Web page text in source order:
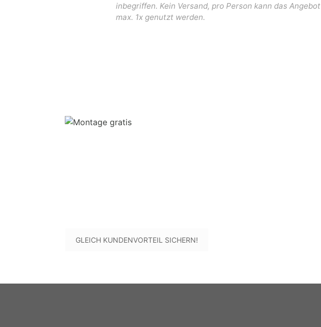
inbegriffen. Kein Versand, pro Person kann das Angebot
max. 1x genutzt werden.
GLEICH KUNDENVORTEIL SICHERN!